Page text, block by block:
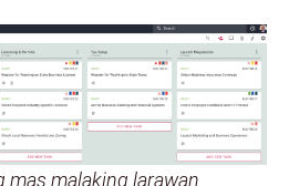
mas malaking larawan